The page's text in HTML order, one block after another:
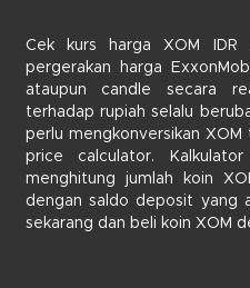
Cek kurs harga XOM IDR
pergerakan harga
ataupun candle secara
terhadap rupiah selalu
perlu mengkonversikan XOM
price calculator.
menghitung jumlah koin
dengan saldo deposit yang
sekarang dan beli koin XOM